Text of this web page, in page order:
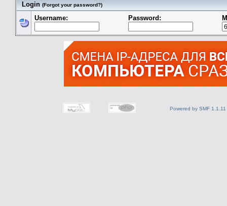
Login(Forgot your password?)
Username: Password:
Powered by SMF 1.1.11